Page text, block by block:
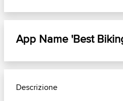
App Name 'Best
Descrizione